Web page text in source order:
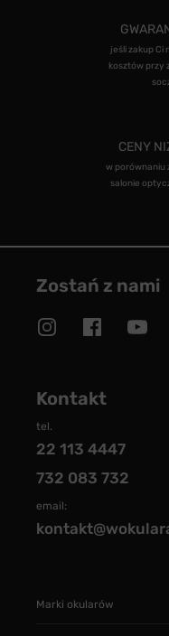
jeśli zakup Ci
kosztów przy
CENY
w porównaniu
salonie
Zostań z nami
Kontakt
tel.
22 113 4447
732 083 732
email:
Marki okularów